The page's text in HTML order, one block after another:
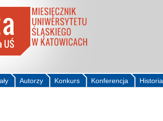
Historia
Konferencja
Konkurs
Autorzy